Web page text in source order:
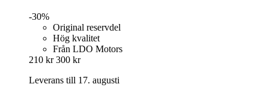
-30%
Original reservdel
Hög kvalitet
Från LDO Motors
210 kr 300 kr
Leverans till 17. augusti